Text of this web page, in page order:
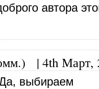
автора
| 4th Март,
выбираем